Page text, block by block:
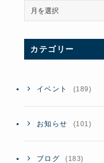
ー
イ
ブカテゴリー
イベント (189)
お知らせ (101)
ブログ (183)